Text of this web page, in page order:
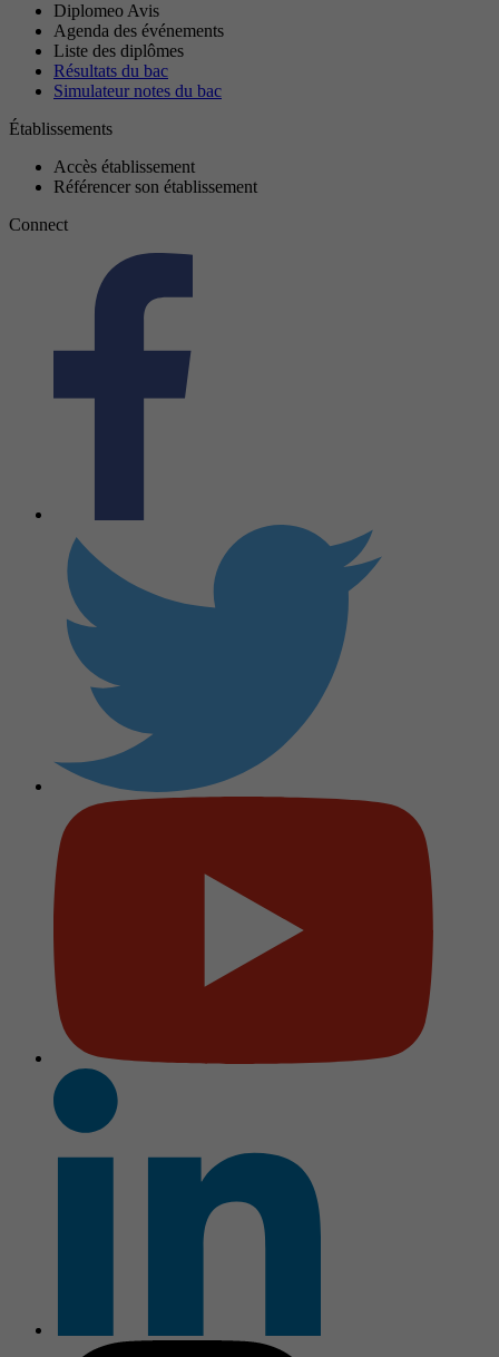
Diplomeo Avis
Agenda des événements
Liste des diplômes
Résultats du bac
Simulateur notes du bac
Établissements
Accès établissement
Référencer son établissement
Connect